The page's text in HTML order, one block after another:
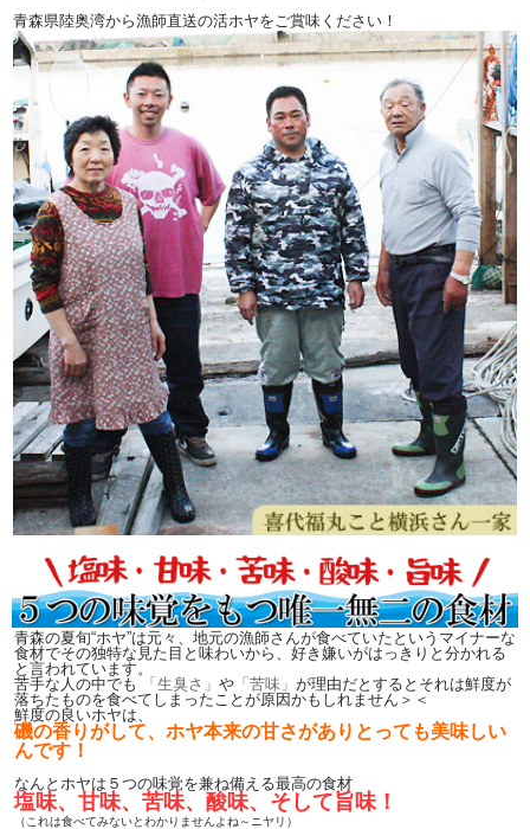
青森県陸奥湾から漁師直送の活ホヤをご賞味ください！
青森の夏旬“ホヤ”は元々、地元の漁師さんが食べていたというマイナーな
食材でその独特な見た目と味わいから、好き嫌いがはっきりと分かれる
と言われています。
苦手な人の中でも
「生臭さ」 や 「苦味」 が理由だとするとそれは鮮度が
落ちたものを食べてしまったことが原因かもしれません＞＜
鮮度の良いホヤは、
磯の香りがして、ホヤ本来の甘さがありとっても美味しい
んです！
なんとホヤは５つの味覚を兼ね備える最高の食材
塩味、甘味、苦味、酸味、そして旨味！
（これは食べてみないとわかりませんよね～ニヤリ）